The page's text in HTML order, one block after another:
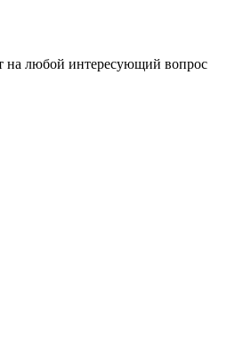
на любой интересующий вопрос